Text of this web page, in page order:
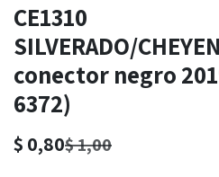
CE1310
SILVERADO/
conector negro
6372)
$ 0,80$1,00